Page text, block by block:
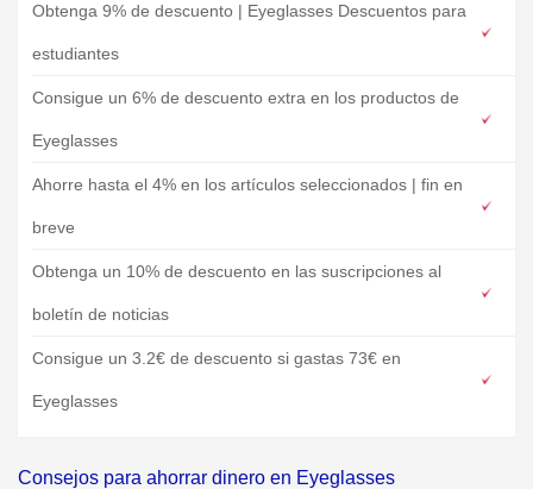
Obtenga 9% de descuento | Eyeglasses Descuentos para
estudiantes
Consigue un 6% de descuento extra en los productos de
Eyeglasses
Ahorre hasta el 4% en los artículos seleccionados | fin en
breve
Obtenga un 10% de descuento en las suscripciones al
boletín de noticias
Consigue un 3.2€ de descuento si gastas 73€ en
Eyeglasses
Consejos para ahorrar dinero en Eyeglasses